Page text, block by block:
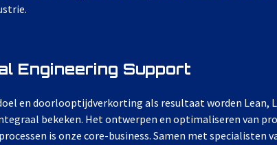
Engineering Support
en doorlooptijdverkorting als resultaat worden Lean,
bekeken. Het ontwerpen en optimaliseren van
is onze core-business. Samen met specialisten